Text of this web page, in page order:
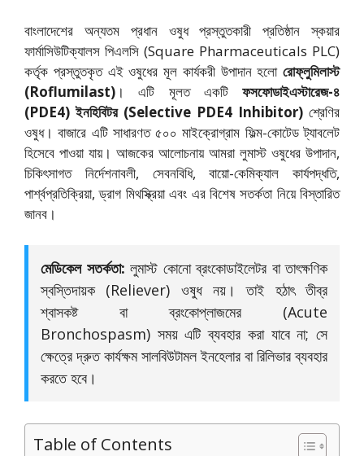
বাংলাদেশের অন্যতম প্রধান ওষুধ প্রস্তুতকারী প্রতিষ্ঠান স্কয়ার
ফার্মাসিউটিক্যালস পিএলসি (Square Pharmaceuticals PLC)
কর্তৃক প্রস্তুতকৃত এই ওষুধের মূল কার্যকরী উপাদান হলো রোফ্লুমিলাস্ট
(Roflumilast) । এটি মূলত একটি ফসফোডাইএস্টারেজ-৪
(PDE4) ইনহিবিটর (Selective PDE4 Inhibitor) শ্রেণির
ওষুধ। বাজারে এটি সাধারণত ৫০০ মাইক্রোগ্রাম ফিল্ম-কোটেড ট্যাবলেট
হিসেবে পাওয়া যায়। আজকের আলোচনায় আমরা লুমাস্ট ওষুধের উপাদান,
চিকিৎসাগত নির্দেশনাবলী, সেবনবিধি, বায়ো-কেমিক্যাল কার্যপদ্ধতি,
পার্শ্বপ্রতিক্রিয়া, ড্রাগ মিথস্ক্রিয়া এবং এর বিশেষ সতর্কতা নিয়ে বিস্তারিত
জানব।
মেডিকেল সতর্কতা: লুমাস্ট কোনো ব্রংকোডাইলেটর বা তাৎক্ষণিক
স্বস্তিদায়ক (Reliever) ওষুধ নয়। তাই হঠাৎ তীব্র
শ্বাসকষ্ট বা ব্রংকোপ্লাজমের (Acute
Bronchospasm) সময় এটি ব্যবহার করা যাবে না; সে
ক্ষেত্রে দ্রুত কার্যক্ষম সালবিউটামল ইনহেলার বা রিলিভার ব্যবহার
করতে হবে।
Table of Contents